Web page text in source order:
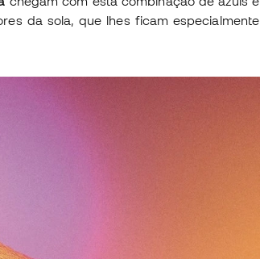
da sola, que lhes ficam especialmente